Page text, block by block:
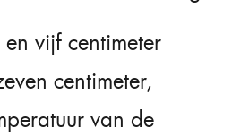
vijf centimeter
centimeter,
van de